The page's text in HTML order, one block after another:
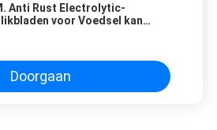
Anti Rust Electrolytic-
voor Voedsel kan
Doorgaan